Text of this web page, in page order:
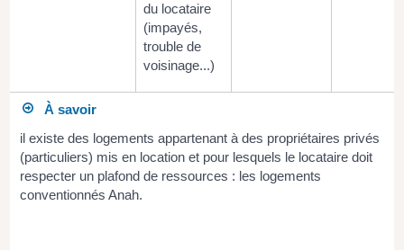
du locataire
(impayés,
trouble de
voisinage...)
À savoir
il existe des logements appartenant à des propriétaires privés
(particuliers) mis en location et pour lesquels le locataire doit
respecter un plafond de ressources : les logements
conventionnés Anah.